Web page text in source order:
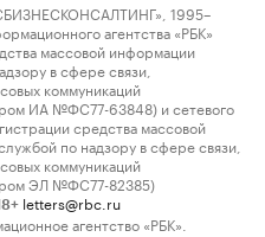
1995–
агентства «РБК»
массовой информации
в сфере связи,
коммуникаций
ИА №ФС77-63848) и сетевого
средства массовой
по надзору в сфере связи,
коммуникаций
ЭЛ №ФС77-82385)
letters@rbc.ru
агентство «РБК».